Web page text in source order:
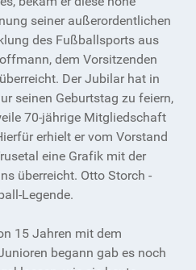
seiner außerordentlichen
des Fußballsports aus
dem Vorsitzenden
Der Jubilar hat in
seinen Geburtstag zu feiern,
70-jährige Mitgliedschaft
erhielt er vom Vorstand
eine Grafik mit der
überreicht. Otto Storch -
Legende.
15 Jahren mit dem
begann gab es noch